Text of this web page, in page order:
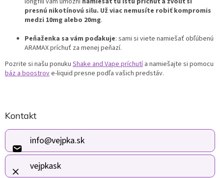
u
presnú nikotínovú silu. Už viac nemusíte robiť kompromis
medzi 10mg alebo 20mg.
Peňaženka sa vám poďakuje: sami si viete namiešať obľúbenú
ARAMAX príchuť za menej peňazí.
Pozrite si našu ponuku Shake and Vape príchutía namiešajte si pomocu
báz a boostrove-liquid presne podľa vašich predstáv.
á
p
t
i
e
Kontakt
info@vejpka.sk
vejpkask